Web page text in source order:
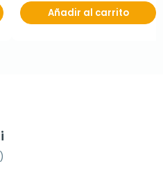
Añadir al carrito